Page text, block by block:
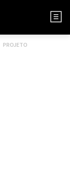
PROJETO